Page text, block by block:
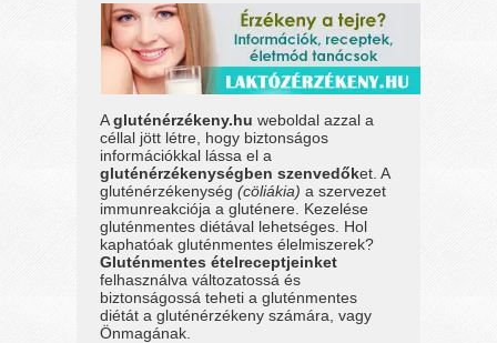
Agluténérzékeny.hu weboldal azzal a
céllal jött létre, hogy biztonságos
információkkal lássa el a
gluténérzékenységben szenvedőket. A
gluténérzékenység(cöliákia) a szervezet
immunreakciója a gluténere. Kezelése
gluténmentes diétával lehetséges. Hol
kaphatóak gluténmentes élelmiszerek?
Gluténmentes ételreceptjeinket
felhasználva változatossá és
biztonságossá teheti a gluténmentes
diétát a gluténérzékeny számára, vagy
Önmagának.